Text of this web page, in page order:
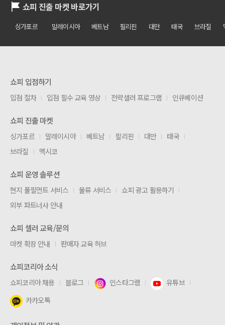
쇼피 진출 마켓 바로가기
싱가포르 말레이시아 베트남 필리핀 대만 태국 브라질
쇼피 입점하기
입점 절차 입점 필수 교육 영상 전략셀러 프로그램 인큐베이션
쇼피 진출 마켓
싱가포르 말레이시아 베트남 필리핀 대만
태국
브라질
멕시코
쇼피 운영 솔루션
현지 풀필먼트 서비스 물류 서비스
쇼피 광고 활용하기
외부 파트너사 안내
쇼피 셀러 교육/문의
마켓 확장 안내 판매자 교육 허브
쇼피코리아 소식
쇼피코리아 채용 블로그 인스타그램
유튜브
카카오톡